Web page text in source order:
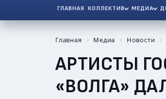
ГЛАВНАЯ КОЛЛЕКТИВ МЕДИА
Главная Медиа Новости
АРТИСТЫ
«ВОЛГА»